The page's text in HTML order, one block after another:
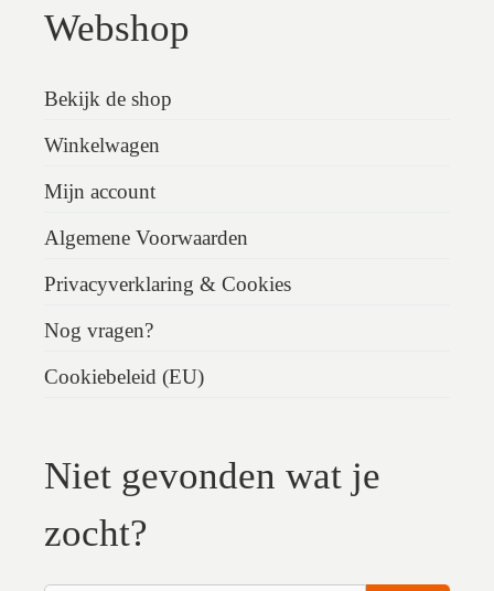
Webshop
Bekijk de shop
Winkelwagen
Mijn account
Algemene Voorwaarden
Privacyverklaring & Cookies
Nog vragen?
Cookiebeleid (EU)
Niet gevonden wat je
zocht?